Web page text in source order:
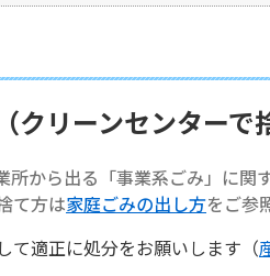
クリーンセンターで
から出る「事業系ごみ」に関す
て方は家庭ごみの出し方をご参
て適正に処分をお願いします（